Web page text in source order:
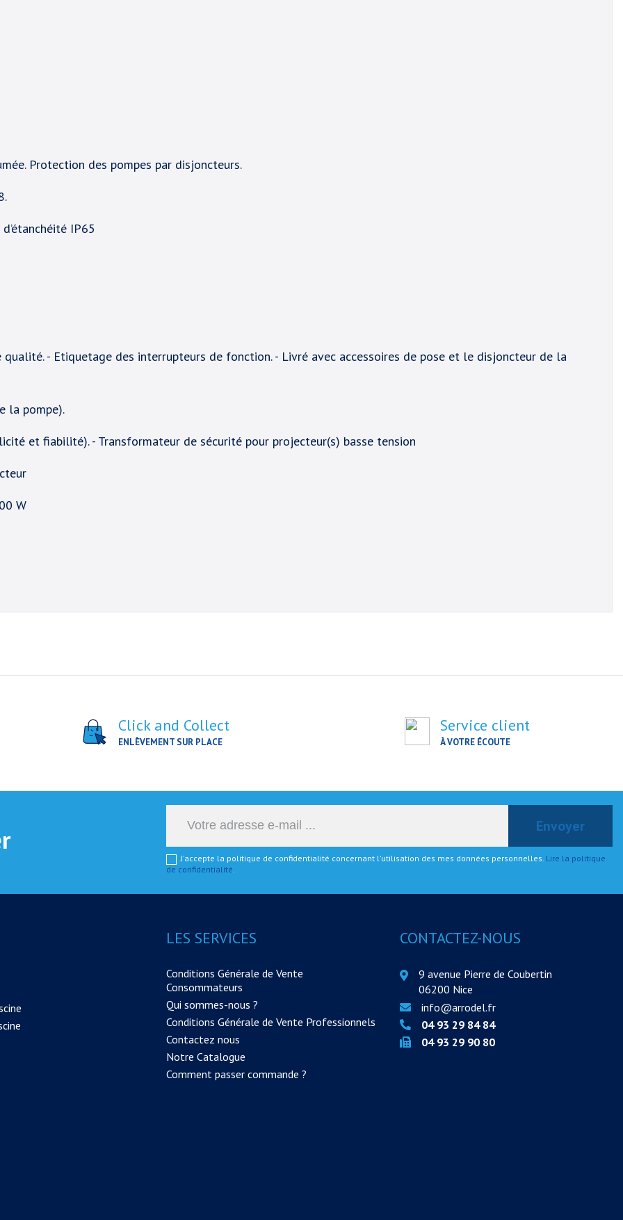
Protection des pompes par disjoncteurs.
IP65
qualité. - Etiquetage des interrupteurs de fonction. - Livré avec accessoires de pose et le disjoncteur de la
la pompe).
et fiabilité). - Transformateur de sécurité pour projecteur(s) basse tension
W
Click and Collect
ENLÈVEMENT SUR PLACE
Service client
À VOTRE ÉCOUTE
J'accepte la politique de confidentialité concernant l'utilisation des mes données personnelles. Lire la politique
de confidentialité
LES SERVICES
Conditions Générale de Vente
Consommateurs
Qui sommes-nous ?
Conditions Générale de Vente Professionnels
Contactez nous
Notre Catalogue
Comment passer commande ?
CONTACTEZ-NOUS
9 avenue Pierre de Coubertin
06200 Nice
info@arrodel.fr
04 93 29 84 84
04 93 29 90 80